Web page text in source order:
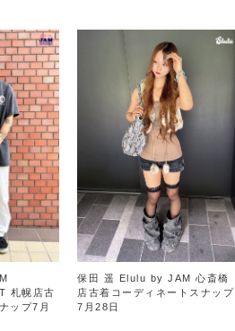
札幌店古
ップ7月
保田 遥 Elulu by JAM 心斎橋
店古着コーディネートスナップ
7月28日